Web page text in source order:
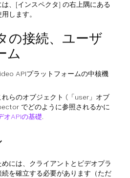
、[インスペクタ] の右上隅にある
します。
の接続、ユーザ
ム
APIプラットフォームの中核機
らのオブジェクト (「user」オブ
でどのように参照されるかに
オAPIの基礎.
には、クライアントとビデオプラ
を確立する必要があります（ただ